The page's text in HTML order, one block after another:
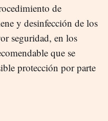
de
y desinfección de los
seguridad, en los
que se
protección por parte